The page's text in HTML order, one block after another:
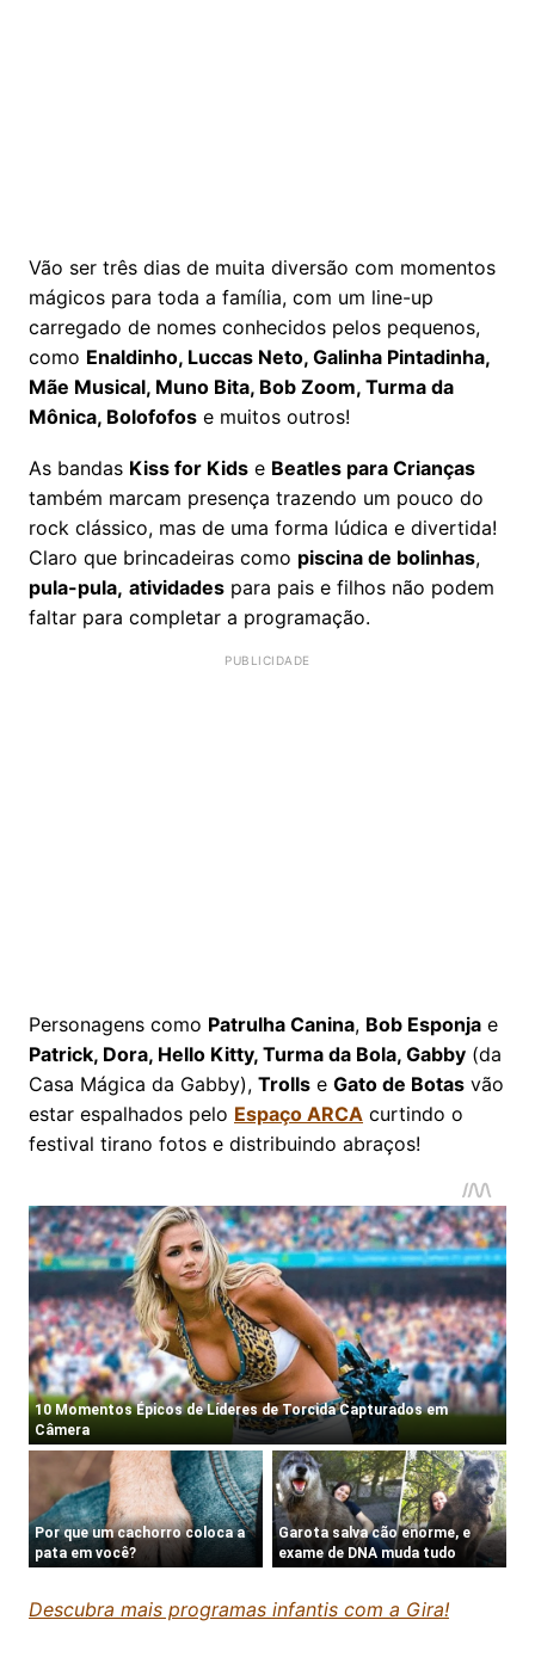
Vão ser três dias de muita diversão com momentos
mágicos para toda a família, com um line-up
carregado de nomes conhecidos pelos pequenos,
como Enaldinho, Luccas Neto, Galinha Pintadinha,
Mãe Musical, Muno Bita, Bob Zoom, Turma da
Mônica, Bolofofos e muitos outros!
As bandas Kiss for Kids e Beatles para Crianças
também marcam presença trazendo um pouco do
rock clássico, mas de uma forma lúdica e divertida!
Claro que brincadeiras como piscina de bolinhas,
pula-pula, atividades para pais e filhos não podem
faltar para completar a programação.
Personagens como Patrulha Canina, Bob Esponja e
Patrick, Dora, Hello Kitty, Turma da Bola, Gabby (da
Casa Mágica da Gabby), Trolls e Gato de Botas vão
estar espalhados pelo Espaço ARCA curtindo o
festival tirano fotos e distribuindo abraços!
Descubra mais programas infantis com a Gira!